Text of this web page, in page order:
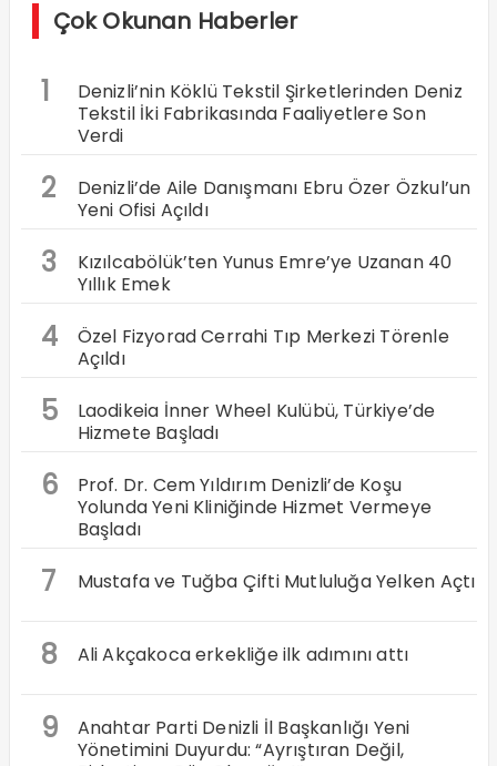
Çok Okunan Haberler
1
Denizli’nin Köklü Tekstil Şirketlerinden Deniz
Tekstil İki Fabrikasında Faaliyetlere Son
Verdi
2
Denizli’de Aile Danışmanı Ebru Özer Özkul’un
Yeni Ofisi Açıldı
3
Kızılcabölük’ten Yunus Emre’ye Uzanan 40
Yıllık Emek
4
Özel Fizyorad Cerrahi Tıp Merkezi Törenle
Açıldı
5
Laodikeia İnner Wheel Kulübü, Türkiye’de
Hizmete Başladı
6
Prof. Dr. Cem Yıldırım Denizli’de Koşu
Yolunda Yeni Kliniğinde Hizmet Vermeye
Başladı
7 Mustafa ve Tuğba Çifti Mutluluğa Yelken Açtı
8 Ali Akçakoca erkekliğe ilk adımını attı
9
Anahtar Parti Denizli İl Başkanlığı Yeni
Yönetimini Duyurdu: “Ayrıştıran Değil,